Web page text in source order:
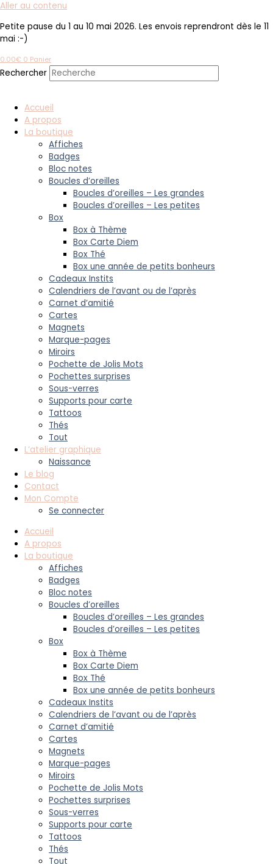
Aller au contenu
Petite pause du 1 au 10 mai 2026. Les envois reprendront dès le 11
mai :-)
0.00€ 0 Panier
Rechercher
Accueil
A propos
La boutique
Affiches
Badges
Bloc notes
Boucles d’oreilles
Boucles d’oreilles – Les grandes
Boucles d’oreilles – Les petites
Box
Box à Thème
Box Carte Diem
Box Thé
Box une année de petits bonheurs
Cadeaux Instits
Calendriers de l’avant ou de l’après
Carnet d’amitié
Cartes
Magnets
Marque-pages
Miroirs
Pochette de Jolis Mots
Pochettes surprises
Sous-verres
Supports pour carte
Tattoos
Thés
Tout
L’atelier graphique
Naissance
Le blog
Contact
Mon Compte
Se connecter
Accueil
A propos
La boutique
Affiches
Badges
Bloc notes
Boucles d’oreilles
Boucles d’oreilles – Les grandes
Boucles d’oreilles – Les petites
Box
Box à Thème
Box Carte Diem
Box Thé
Box une année de petits bonheurs
Cadeaux Instits
Calendriers de l’avant ou de l’après
Carnet d’amitié
Cartes
Magnets
Marque-pages
Miroirs
Pochette de Jolis Mots
Pochettes surprises
Sous-verres
Supports pour carte
Tattoos
Thés
Tout